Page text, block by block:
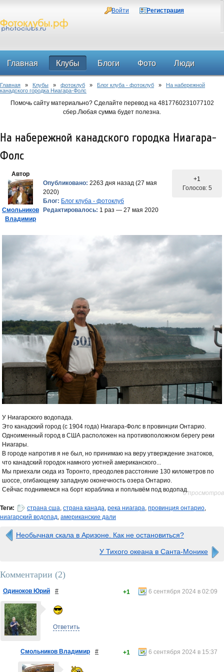
Войти Регистрация
Главная Клубы Блоги Фото Люди
Форум
Главная » Клубы » фотоклуб » Блог клуба - фотоклуб » На набережной
канадского городка Ниагара-Фолс
Помочь сайту материально? Сделайте перевод на 4817760231077102
сбер.Любая сумма будет полезна.
На набережной канадского городка Ниагара-
Фолс
Автор
Смольников
Владимир
Опубликовано: 2263 дня назад (27 мая
2020)
Блог: Блог клуба - фотоклуб
Редактировалось: 1 раз — 27 мая 2020
+1
Голосов: 5
У Ниагарского водопада.
Это канадский город (с 1904 года) Ниагара-Фолс в провинции Онтарио.
Одноименный город в США расположен на противоположном берегу реки
Ниагары.
В городе напротив я не был, но принимаю на веру утверждение знатоков,
что канадский городок намного уютней американского...
Мы приехали сюда из Торонто, преодолев расстояние 130 километров по
шоссе, огибающему западную оконечность озера Онтарио.
Сейчас поднимемся на борт кораблика и поплывём под водопад.0 просмотров
Теги: страна сша, страна канада, река ниагара, провинция онтарио,
ниагарский водопад, американские дали
Необычная скала в Аризоне. Как не остановиться?
У Тихого океана в Санта-Монике
Комментарии (2)
Одиноков Юрий # 6 сентября 2024 в 02:09
+1
Ответить
Смольников Владимир # 6 сентября 2024 в 15:37
+1